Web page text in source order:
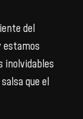
del
estamos
inolvidables
que el